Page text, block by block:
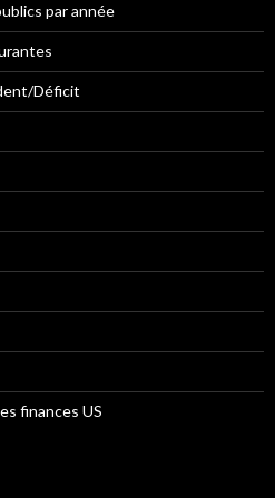
par année
Déficit
finances US